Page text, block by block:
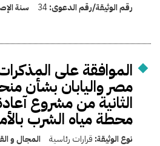
رقم الوثيقة/رقم الدعوى:34 سنة
الموافقة على
مصر واليابان بشأن
الثانية من مشروع
محطة مياه الشرب
نوع الوثيقة: قرارات رئاسية المجال و